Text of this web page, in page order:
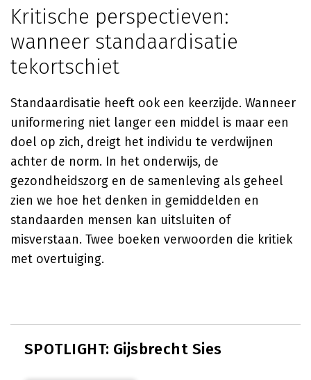
Kritische perspectieven:
wanneer standaardisatie
tekortschiet
Standaardisatie heeft ook een keerzijde. Wanneer
uniformering niet langer een middel is maar een
doel op zich, dreigt het individu te verdwijnen
achter de norm. In het onderwijs, de
gezondheidszorg en de samenleving als geheel
zien we hoe het denken in gemiddelden en
standaarden mensen kan uitsluiten of
misverstaan. Twee boeken verwoorden die kritiek
met overtuiging.
SPOTLIGHT: Gijsbrecht Sies